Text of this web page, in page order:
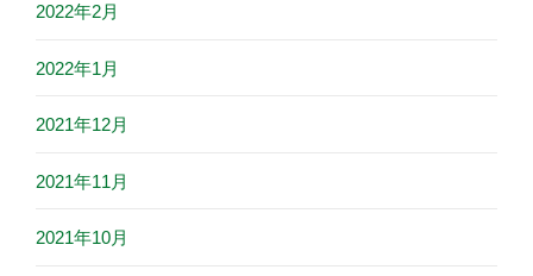
2022年2月
2022年1月
2021年12月
2021年11月
2021年10月